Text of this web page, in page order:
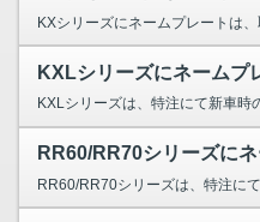
KXシリーズにネームプレートは
KXLシリーズにネームプ
KXLシリーズは、特注にて新車時
RR60/RR70シリーズは、特注にて